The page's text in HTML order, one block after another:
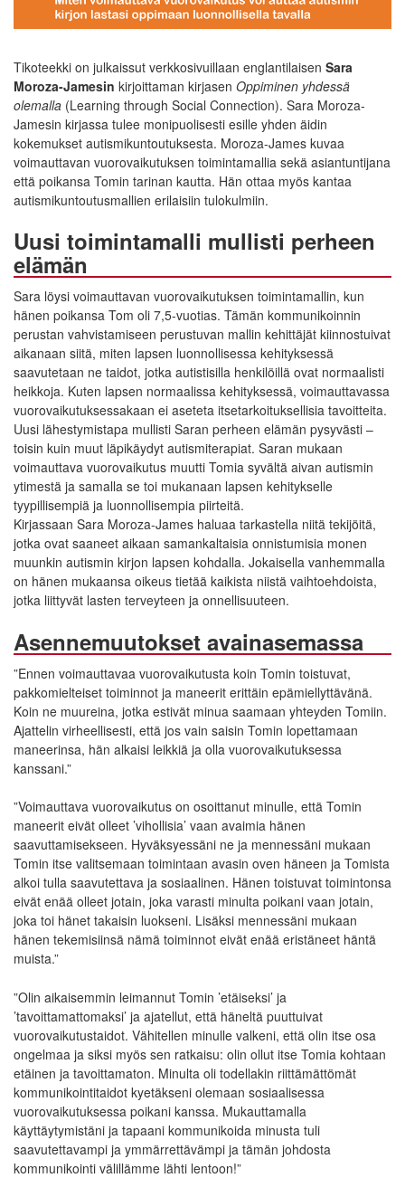
Tikoteekki on julkaissut verkkosivuillaan englantilaisen Sara
Moroza-Jamesin kirjoittaman kirjasen Oppiminen yhdessä
olemalla (Learning through Social Connection). Sara Moroza-
Jamesin kirjassa tulee monipuolisesti esille yhden äidin
kokemukset autismikuntoutuksesta. Moroza-James kuvaa
voimauttavan vuorovaikutuksen toimintamallia sekä asiantuntijana
että poikansa Tomin tarinan kautta. Hän ottaa myös kantaa
autismikuntoutusmallien erilaisiin tulokulmiin.
Uusi toimintamalli mullisti perheen
elämän
Sara löysi voimauttavan vuorovaikutuksen toimintamallin, kun
hänen poikansa Tom oli 7,5-vuotias. Tämän kommunikoinnin
perustan vahvistamiseen perustuvan mallin kehittäjät kiinnostuivat
aikanaan siitä, miten lapsen luonnollisessa kehityksessä
saavutetaan ne taidot, jotka autistisilla henkilöillä ovat normaalisti
heikkoja. Kuten lapsen normaalissa kehityksessä, voimauttavassa
vuorovaikutuksessakaan ei aseteta itsetarkoituksellisia tavoitteita.
Uusi lähestymistapa mullisti Saran perheen elämän pysyvästi –
toisin kuin muut läpikäydyt autismiterapiat. Saran mukaan
voimauttava vuorovaikutus muutti Tomia syvältä aivan autismin
ytimestä ja samalla se toi mukanaan lapsen kehitykselle
tyypillisempiä ja luonnollisempia piirteitä.
Kirjassaan Sara Moroza-James haluaa tarkastella niitä tekijöitä,
jotka ovat saaneet aikaan samankaltaisia onnistumisia monen
muunkin autismin kirjon lapsen kohdalla. Jokaisella vanhemmalla
on hänen mukaansa oikeus tietää kaikista niistä vaihtoehdoista,
jotka liittyvät lasten terveyteen ja onnellisuuteen.
Asennemuutokset avainasemassa
”Ennen voimauttavaa vuorovaikutusta koin Tomin toistuvat,
pakkomielteiset toiminnot ja maneerit erittäin epämiellyttävänä.
Koin ne muureina, jotka estivät minua saamaan yhteyden Tomiin.
Ajattelin virheellisesti, että jos vain saisin Tomin lopettamaan
maneerinsa, hän alkaisi leikkiä ja olla vuorovaikutuksessa
kanssani.”
”Voimauttava vuorovaikutus on osoittanut minulle, että Tomin
maneerit eivät olleet ’vihollisia’ vaan avaimia hänen
saavuttamisekseen. Hyväksyessäni ne ja mennessäni mukaan
Tomin itse valitsemaan toimintaan avasin oven häneen ja Tomista
alkoi tulla saavutettava ja sosiaalinen. Hänen toistuvat toimintonsa
eivät enää olleet jotain, joka varasti minulta poikani vaan jotain,
joka toi hänet takaisin luokseni. Lisäksi mennessäni mukaan
hänen tekemisiinsä nämä toiminnot eivät enää eristäneet häntä
muista.”
”Olin aikaisemmin leimannut Tomin ’etäiseksi’ ja
’tavoittamattomaksi’ ja ajatellut, että häneltä puuttuivat
vuorovaikutustaidot. Vähitellen minulle valkeni, että olin itse osa
ongelmaa ja siksi myös sen ratkaisu: olin ollut itse Tomia kohtaan
etäinen ja tavoittamaton. Minulta oli todellakin riittämättömät
kommunikointitaidot kyetäkseni olemaan sosiaalisessa
vuorovaikutuksessa poikani kanssa. Mukauttamalla
käyttäytymistäni ja tapaani kommunikoida minusta tuli
saavutettavampi ja ymmärrettävämpi ja tämän johdosta
kommunikointi välillämme lähti lentoon!”